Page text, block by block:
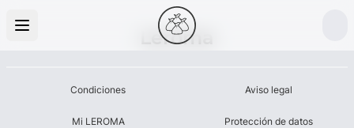
Leroma
Condiciones
Mi LEROMA
Aviso legal
Protección de datos